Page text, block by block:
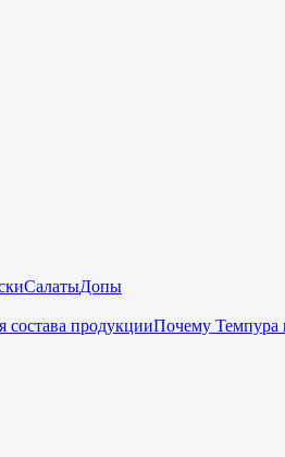
СалатыДопы
состава продукцииПочему Темпура